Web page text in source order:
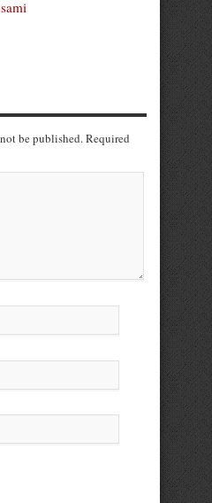
be published. Required